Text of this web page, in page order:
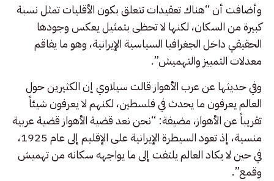
وأضافت أن “هناك تعقيدات تتعلق بكون الأقليات تمثل نسبة
كبيرة من السكان، لكنها لا تحظى بتمثيل يعكس وجودها
الحقيقي داخل الجغرافيا السياسية الإيرانية، وهو ما يفاقم
معدلات التمييز والتهميش”.
وفي حديثها عن عرب الأهواز قالت سيلاوي إن الكثيرين حول
العالم يعرفون ما يحدث في فلسطين، لكنهم لا يعرفون شيئاً
تقريباً عن الأهواز، مضيفة: “نحن نعد قضية الأهواز قضية عربية
منسية، إذ تعود السيطرة الإيرانية على الإقليم إلى عام 1925،
في حين لا يكاد العالم يلتفت إلى ما يواجهه سكانه من تهميش
وقمع”.